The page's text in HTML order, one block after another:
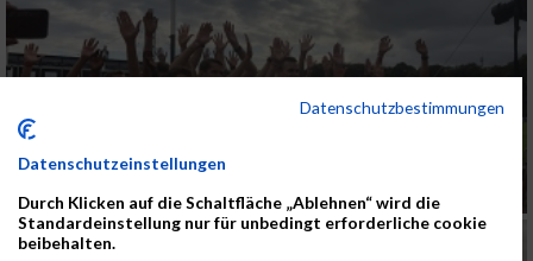
Datenschutzbestimmungen
Datenschutzeinstellungen
Durch Klicken auf die Schaltfläche „Ablehnen“ wird die
Standardeinstellung nur für unbedingt erforderliche cookie
beibehalten.